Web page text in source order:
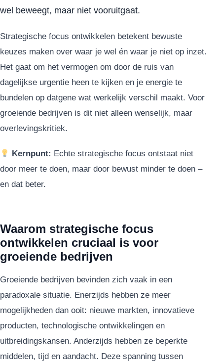
wel beweegt, maar niet vooruitgaat.
Strategische focus ontwikkelen betekent bewuste
keuzes maken over waar je wel én waar je niet op inzet.
Het gaat om het vermogen om door de ruis van
dagelijkse urgentie heen te kijken en je energie te
bundelen op datgene wat werkelijk verschil maakt. Voor
groeiende bedrijven is dit niet alleen wenselijk, maar
overlevingskritiek.
Kernpunt: Echte strategische focus ontstaat niet
door meer te doen, maar door bewust minder te doen –
en dat beter.
Waarom strategische focus
ontwikkelen cruciaal is voor
groeiende bedrijven
Groeiende bedrijven bevinden zich vaak in een
paradoxale situatie. Enerzijds hebben ze meer
mogelijkheden dan ooit: nieuwe markten, innovatieve
producten, technologische ontwikkelingen en
uitbreidingskansen. Anderzijds hebben ze beperkte
middelen, tijd en aandacht. Deze spanning tussen